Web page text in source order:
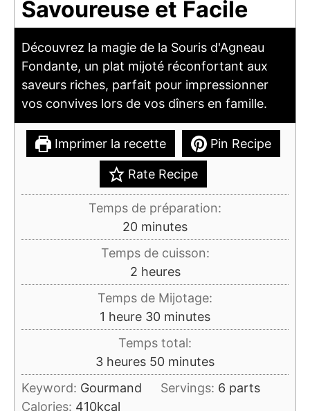
Savoureuse et Facile
Découvrez la magie de la Souris d'Agneau
Fondante, un plat mijoté réconfortant aux
saveurs riches, parfait pour impressionner
vos convives lors de vos dîners en famille.
Imprimer la recette Pin Recipe
Rate Recipe
Temps de préparation:
20minutes
minutes
Temps de cuisson:
2heures
heures
Temps de Mijotage:
1 heure
heure 30minutes
minutes
Temps total:
3heures
heures 50minutes
minutes
Keyword: Gourmand Servings: 6 parts
Calories: 410kcal